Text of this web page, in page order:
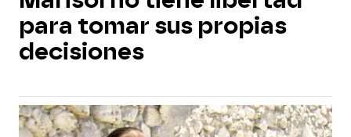
para tomar sus propias
decisiones